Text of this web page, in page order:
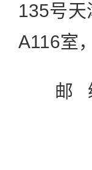
135号
A116室
邮 编